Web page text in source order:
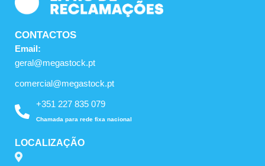
CONTACTOS
Email:
geral@megastock.pt
comercial@megastock.pt
+351 227 835 079
Chamada para rede fixa nacional
LOCALIZAÇÃO